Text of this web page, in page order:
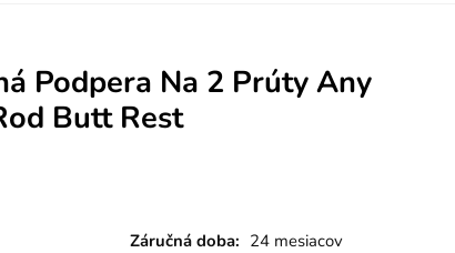
Podpera Na 2 Prúty Any
Butt Rest
Záručná doba: 24 mesiacov